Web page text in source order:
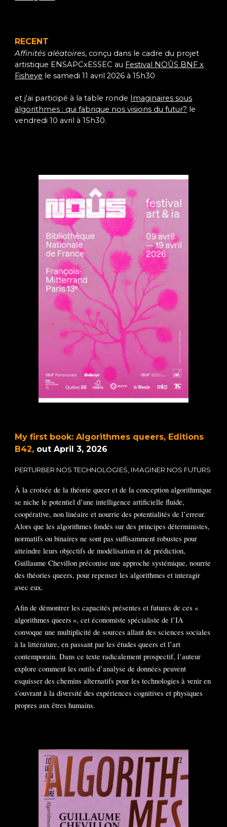
RECENT
Affinités aléatoires, conçu dans le cadre du projet
artistique ENSAPCxESSEC au Festival NOÛS BNF x
Fisheye le samedi 11 avril 2026 à 15h30
et j'ai participé à la table ronde Imaginaires sous
algorithmes : qui fabrique nos visions du futur? le
vendredi 10 avril à 15h30.
My first book: Algorithmes queers, Editions
B42, out April 3, 2026
PERTURBER NOS TECHNOLOGIES, IMAGINER NOS FUTURS
À la croisée de la théorie queer et de la conception algorithmique
se niche le potentiel d’une intelligence artificielle fluide,
coopérative, non linéaire et nourrie des potentialités de l’erreur.
Alors que les algorithmes fondés sur des principes déterministes,
normatifs ou binaires ne sont pas suffisamment robustes pour
atteindre leurs objectifs de modélisation et de prédiction,
Guillaume Chevillon préconise une approche systémique, nourrie
des théories queers, pour repenser les algorithmes et interagir
avec eux.
Afin de démontrer les capacités présentes et futures de ces «
algorithmes queers », cet économiste spécialiste de l’IA
convoque une multiplicité de sources allant des sciences sociales
à la littérature, en passant par les études queers et l’art
contemporain. Dans ce texte radicalement prospectif, l’auteur
explore comment les outils d’analyse de données peuvent
esquisser des chemins alternatifs pour les technologies à venir en
s’ouvrant à la diversité des expériences cognitives et physiques
propres aux êtres humains.